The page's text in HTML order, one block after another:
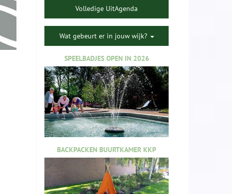
Volledige UitAgenda
Wat gebeurt er in jouw wijk?
SPEELBADJES OPEN IN 2026
BACKPACKEN BUURTKAMER KKP